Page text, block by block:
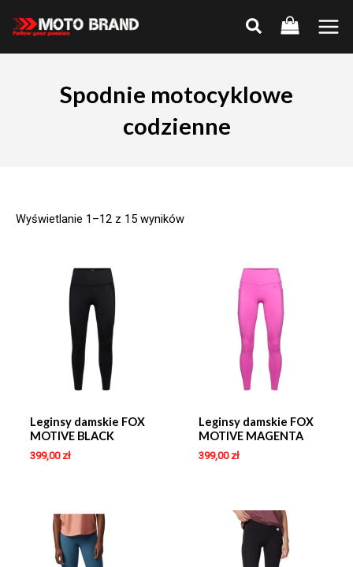
Main
Spodnie motocyklowe
codzienne
Wyświetlanie 1–12 z 15 wyników
Leginsy damskie FOX
MOTIVE BLACK
399,00 zł
Leginsy damskie FOX
MOTIVE MAGENTA
399,00 zł